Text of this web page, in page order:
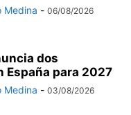
Medina - 06/08/2026
dos
España para 2027
Medina - 03/08/2026